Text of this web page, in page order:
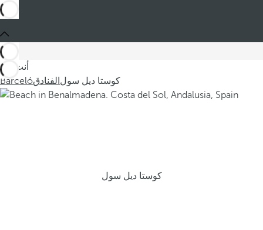
أنت في
Barcelóالفنادق كوستا ديل سول
كوستا ديل سول